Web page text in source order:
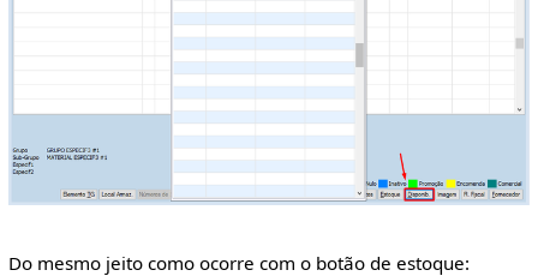
Do mesmo jeito como ocorre com o botão de estoque: